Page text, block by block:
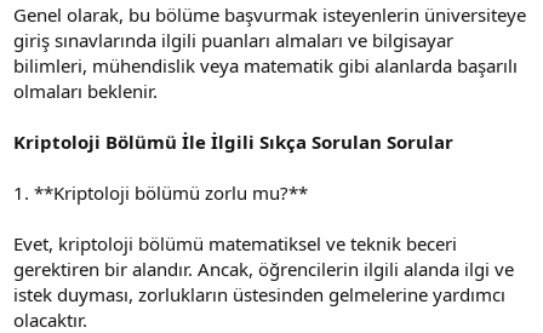
Genel olarak, bu bölüme başvurmak isteyenlerin üniversiteye
giriş sınavlarında ilgili puanları almaları ve bilgisayar
bilimleri, mühendislik veya matematik gibi alanlarda başarılı
olmaları beklenir.
Kriptoloji Bölümü İle İlgili Sıkça Sorulan Sorular
1. **Kriptoloji bölümü zorlu mu?**
Evet, kriptoloji bölümü matematiksel ve teknik beceri
gerektiren bir alandır. Ancak, öğrencilerin ilgili alanda ilgi ve
istek duyması, zorlukların üstesinden gelmelerine yardımcı
olacaktır.